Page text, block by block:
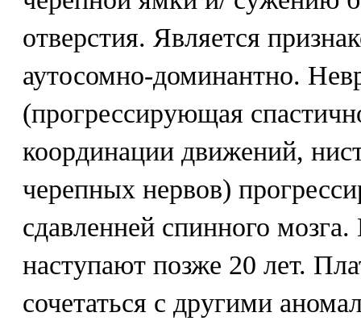
отверстия. Является
аутосомно-доминантно.
(прогрессирующая
координации движений,
черепных нервов)
сдавленней спинного
наступают позже 20 лет.
сочетаться с другими